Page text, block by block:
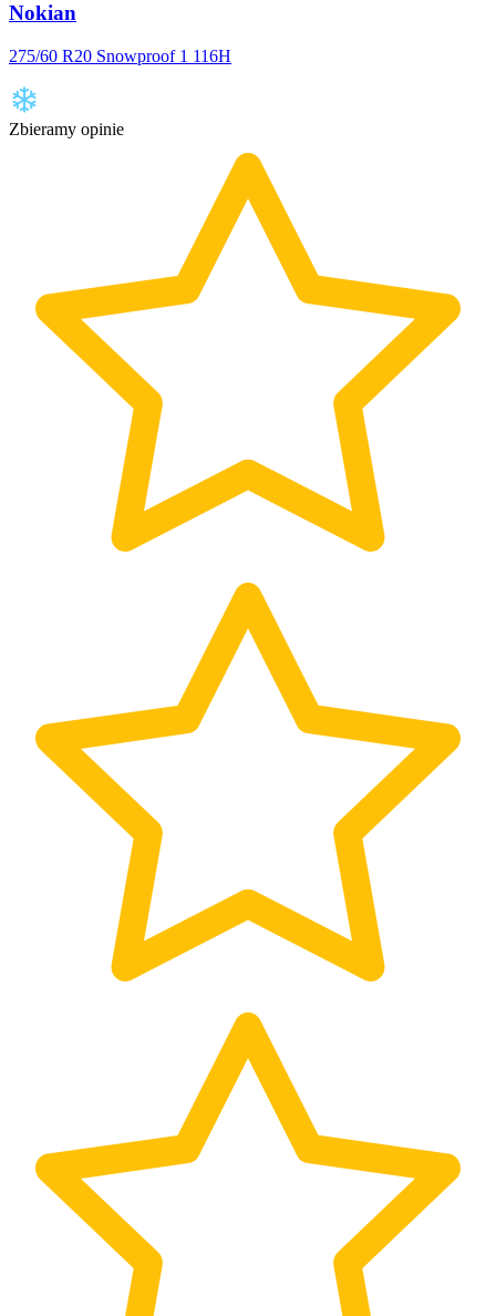
Nokian
275/60 R20 Snowproof 1 116H
Zbieramy opinie